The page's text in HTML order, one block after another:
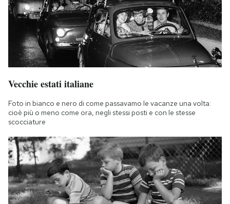
Vecchie estati italiane
Foto in bianco e nero di come passavamo le vacanze una volta:
cioè più o meno come ora, negli stessi posti e con le stesse
scocciature